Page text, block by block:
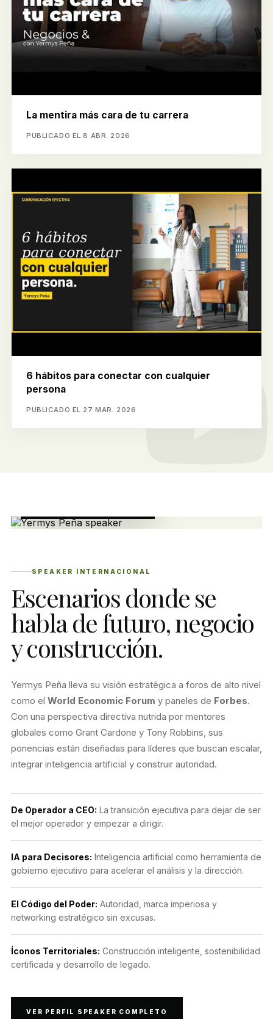
La mentira más cara de tu carrera
PUBLICADO EL 8 ABR. 2026
6 hábitos para conectar con cualquier
persona
PUBLICADO EL 27 MAR. 2026
SPEAKER INTERNACIONAL
Escenarios donde se
habla de futuro, negocio
y construcción.
Yermys Peña lleva su visión estratégica a foros de alto nivel
como el World Economic Forum y paneles de Forbes.
Con una perspectiva directiva nutrida por mentores
globales como Grant Cardone y Tony Robbins, sus
ponencias están diseñadas para líderes que buscan escalar,
integrar inteligencia artificial y construir autoridad.
De Operador a CEO: La transición ejecutiva para dejar de ser
el mejor operador y empezar a dirigir.
IA para Decisores: Inteligencia artificial como herramienta de
gobierno ejecutivo para acelerar el análisis y la dirección.
El Código del Poder: Autoridad, marca imperiosa y
networking estratégico sin excusas.
Íconos Territoriales: Construcción inteligente, sostenibilidad
certificada y desarrollo de legado.
VER PERFIL SPEAKER COMPLETO